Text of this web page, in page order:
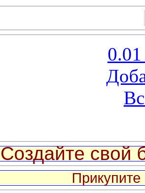
Создайте свой